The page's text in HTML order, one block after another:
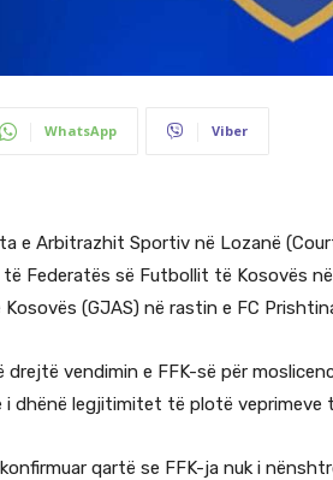
WhatsApp Viber
e Arbitrazhit Sportiv në Lozanë
Federatës së Futbollit të Kosovës
(GJAS) në rastin e FC
drejtë vendimin e FFK-së për
i dhënë legjitimitet të plotë veprimeve
qartë se FFK-ja nuk i